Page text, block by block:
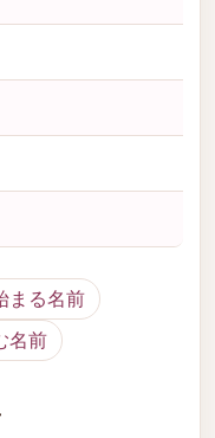
まる名前
名前